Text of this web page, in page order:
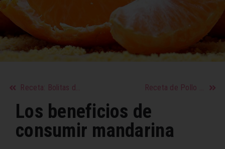
Receta: Bolitas de espinaca Receta de Pollo rebozado con cereales al horno
Los beneficios de
consumir mandarina